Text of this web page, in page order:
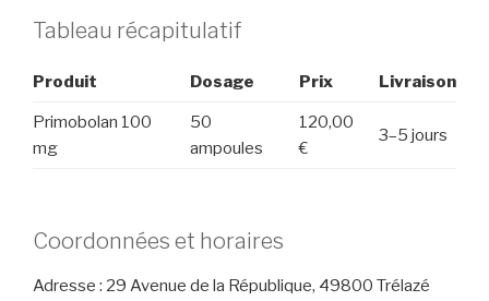
Tableau récapitulatif
Produit Dosage Prix Livraison
Primobolan 100
mg
50
ampoules
120,00
€
3–5 jours
Coordonnées et horaires
Adresse : 29 Avenue de la République, 49800 Trélazé